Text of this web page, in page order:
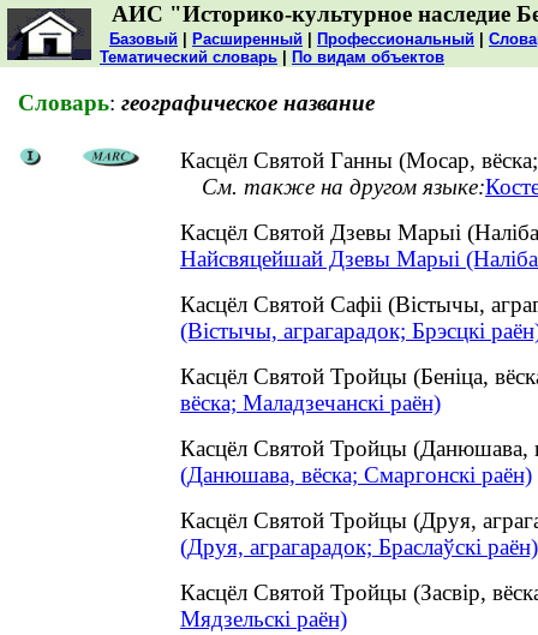
АИС "Историко-культурное наследие
Базовый Расширенный Профессиональный
Тематический словарь
По видам объектов
Словарь: географическое название
Касцёл Святой Ганны (Мосар,
См. также на другом языке:
Касцёл Святой Дзевы Марыі
Найсвяцейшай Дзевы Марыі
Касцёл Святой Сафіі (Вістычы,
(Вістычы, аграгарадок; Брэсцкі
Касцёл Святой Тройцы (Беніца,
вёска; Маладзечанскі раён)
Касцёл Святой Тройцы (Данюшава,
(Данюшава, вёска; Смаргонскі раён)
Касцёл Святой Тройцы (Друя,
(Друя, аграгарадок; Браслаўскі раён)
Касцёл Святой Тройцы (Засвір,
Мядзельскі раён)